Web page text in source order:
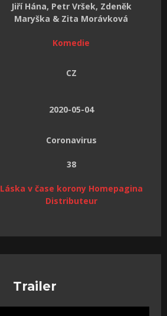
Jiří Hána, Petr Vršek, Zdeněk
Maryška & Zita Morávková
Komedie
CZ
2020-05-04
Coronavirus
38
Láska v čase korony Homepagina
Distributeur
Trailer